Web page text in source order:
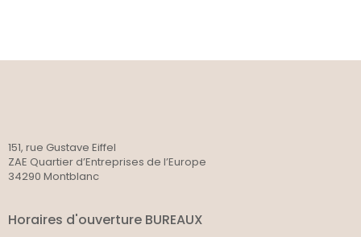
151, rue Gustave Eiffel
ZAE Quartier d’Entreprises de l’Europe
34290 Montblanc
Horaires d'ouverture BUREAUX